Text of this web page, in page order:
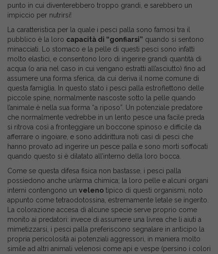
punto in cui diventerebbero troppo grandi, e sarebbero un
impiccio per nutrirsi!
La caratteristica per la quale i pesci palla sono famosi tra il
pubblico è la loro capacità di “gonfiarsi” quando si sentono
minacciati. Lo stomaco e la pelle di questi pesci sono infatti
molto elastici, e consentono loro di ingerire grandi quantità di
acqua (o aria nel caso in cui vengano estratti all’asciutto) fino ad
assumere una forma sferica, da cui deriva il nome comune di
questa famiglia. In questo stato i pesci palla estroflettono delle
piccole spine, normalmente nascoste sotto la pelle quando
l’animale è nella sua forma “a riposo”. Un potenziale predatore
che normalmente vedrebbe in un lento pesce una facile preda
si ritrova così a fronteggiare un boccone spinoso e difficile da
afferrare o ingoiare, e sono addirittura noti casi di pesci che
hanno provato ad ingerire un pesce palla e sono morti soffocati
quando questo si è dilatato all’interno della loro bocca.
Come se questa difesa fisica non bastasse, i pesci palla
possiedono anche un’arma chimica; la loro pelle e alcuni organi
interni contengono un veleno tipico di questi organismi, noto
appunto come tetraodotossina, estremamente letale se ingerito.
La colorazione accesa di alcune specie serve proprio come
monito ai predatori: invece di assumere una livrea che li aiuti a
mimetizzarsi, i pesci palla preferiscono segnalare in anticipo la
propria pericolosità ai potenziali aggressori, in maniera molto
simile ad altri animali velenosi come api e vespe (persino i colori